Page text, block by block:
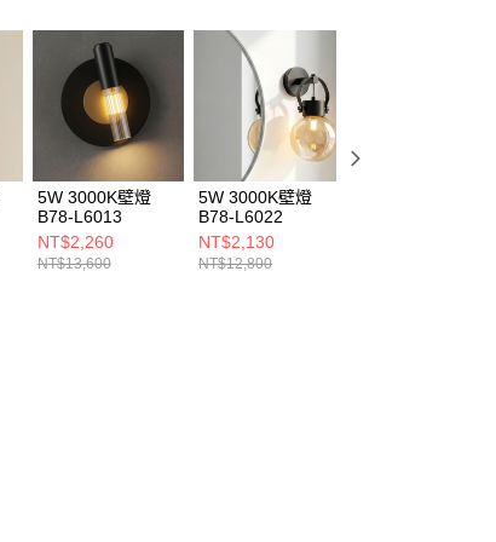
5W 3000K壁燈
B78-L6013
NT$2,260
NT$13,600
5W 3000K壁燈
B78-L6022
NT$2,130
NT$12,800